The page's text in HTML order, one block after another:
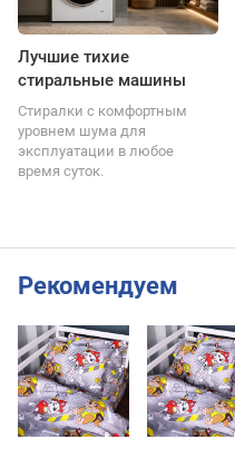
Лучшие тихие
стиральные машины
Стиралки с комфортным
уровнем шума для
эксплуатации в любое
время суток.
Рекомендуем